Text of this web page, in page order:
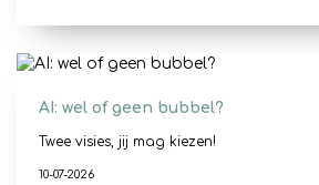
AI: wel of geen bubbel?
Twee visies, jij mag kiezen!
10-07-2026